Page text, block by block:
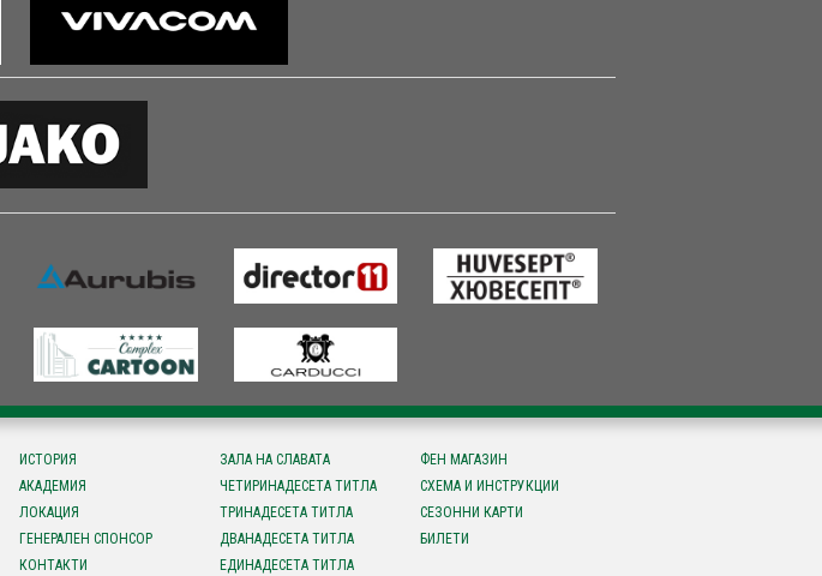
ИСТОРИЯ
АКАДЕМИЯ
ЛОКАЦИЯ
ГЕНЕРАЛЕН СПОНСОР
КОНТАКТИ
ЗАЛА НА СЛАВАТА
ЧЕТИРИНАДЕСЕТА ТИТЛА
ТРИНАДЕСЕТА ТИТЛА
ДВАНАДЕСЕТА ТИТЛА
ЕДИНАДЕСЕТА ТИТЛА
ФЕН МАГАЗИН
СХЕМА И ИНСТРУКЦИИ
СЕЗОННИ КАРТИ
БИЛЕТИ